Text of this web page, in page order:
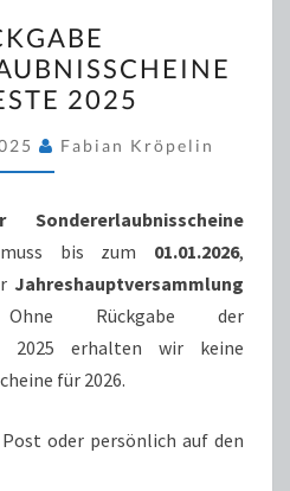
OBERESTE
20252025
Fabian Kröpelin
bis zum 01.01.2026,
Jahreshauptversammlung
Rückgabe der
2025 erhalten wir keine
für 2026.
oder persönlich auf den